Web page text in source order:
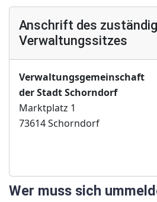
Anschrift des
Verwaltungssitzes
Verwaltungsgemeinschaft
der Stadt Schorndorf
Marktplatz 1
73614 Schorndorf
Wer muss sich